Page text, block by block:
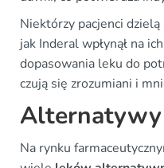
Niektórzy pacjenci
jak Inderal wpłynął na
dopasowania leku do
czują się zrozumiani i
Na rynku